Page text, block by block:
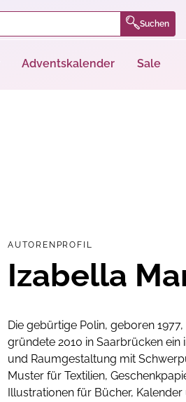
Suchen
Adventskalender Sale
AUTORENPROFIL
Izabella
Die gebürtige Polin, geboren
gründete 2010 in Saarbrücken
und Raumgestaltung mit
Muster für Textilien,
Illustrationen für Bücher,